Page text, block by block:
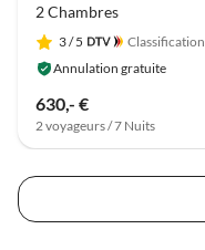
2 Chambres
3/ 5
Classification
Annulation gratuite
630,- €
2 voyageurs / 7 Nuits